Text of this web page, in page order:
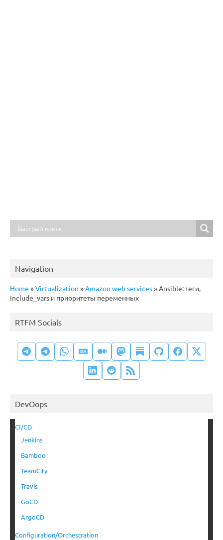
Navigation
Home »Virtualization »Amazon web services»Ansible: теги,
include_vars и приоритеты переменных
RTFM Socials
DevOops
CI/CD
Jenkins
Bamboo
TeamCity
Travis
GoCD
ArgoCD
Configuration/Orchestration